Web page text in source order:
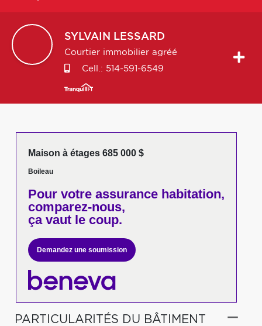
SYLVAIN LESSARD
Courtier immobilier agréé
Cell.: 514-591-6549
Maison à étages 685 000 $
Boileau
Pour votreassurance habitation,
comparez-nous,
ça vaut le coup.
Demandez une soumission
PARTICULARITÉS DU BÂTIMENT